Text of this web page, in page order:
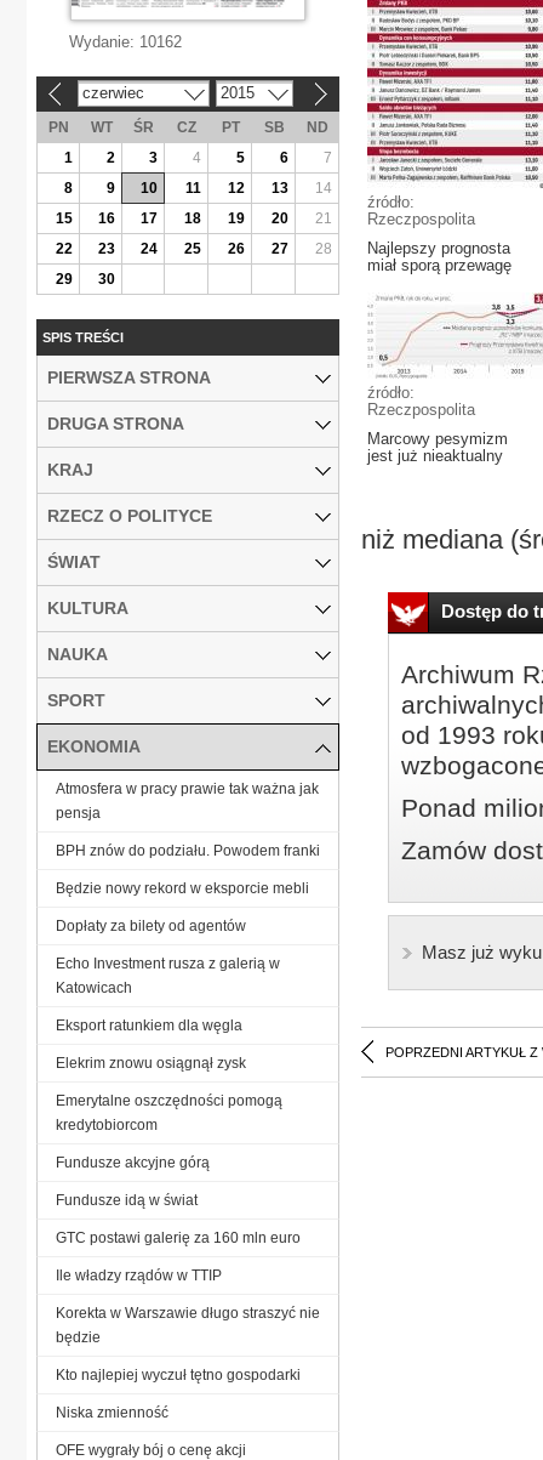
źródło:
Rzeczpospolita
Najlepszy prognosta
miał sporą przewagę
źródło:
Rzeczpospolita
Marcowy pesymizm
jest już nieaktualny
niż mediana
Dostęp do
Archiwum
od 1993
Ponad
Zamów
Masz już
POPRZEDNI ARTYKUŁ Z
Wydanie: 10162
czerwiec 2015
PN WT ŚR CZ PT SB
ND
1
2 3 4 5 6
7
8
9 10 11 12 13
14
15
16 17 18 19 20
21
22
23 24 25 26 27
28
29
30
SPIS TREŚCI
PIERWSZA STRONA
DRUGA STRONA
KRAJ
RZECZ O POLITYCE
ŚWIAT
KULTURA
NAUKA
SPORT
EKONOMIA
Atmosfera w pracy prawie tak ważna jak
pensja
BPH znów do podziału. Powodem franki
Będzie nowy rekord w eksporcie mebli
Dopłaty za bilety od agentów
Echo Investment rusza z galerią w
Katowicach
Eksport ratunkiem dla węgla
Elekrim znowu osiągnął zysk
Emerytalne oszczędności pomogą
kredytobiorcom
Fundusze akcyjne górą
Fundusze idą w świat
GTC postawi galerię za 160 mln euro
Ile władzy rządów w TTIP
Korekta w Warszawie długo straszyć nie
będzie
Kto najlepiej wyczuł tętno gospodarki
Niska zmienność
OFE wygrały bój o cenę akcji